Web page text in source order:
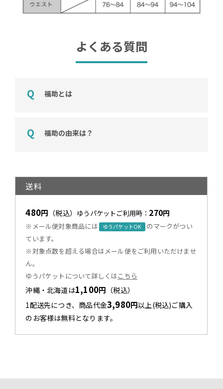
よくある質問
福助とは
福助の由来は？
送料
480円 （税込） ゆうパケットご利用時： 270円
※メール便対象商品には ゆうパケットOK
のマークがつい
ています。
※対象点数を超える場合はメール便をご利用いただけませ
ん。
ゆうパケットについて詳しくはこちら
沖縄・北海道は1,100円 （税込）
1配送先につき、商品代金3,980円以上(税込)ご購入
のお客様は無料となります。